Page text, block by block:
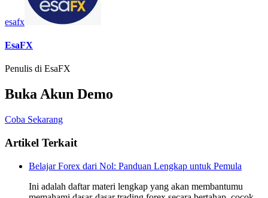
esafx
EsaFX
Penulis di EsaFX
Buka Akun Demo
Coba Sekarang
Artikel Terkait
Belajar Forex dari Nol: Panduan Lengkap untuk Pemula
Ini adalah daftar materi lengkap yang akan membantumu